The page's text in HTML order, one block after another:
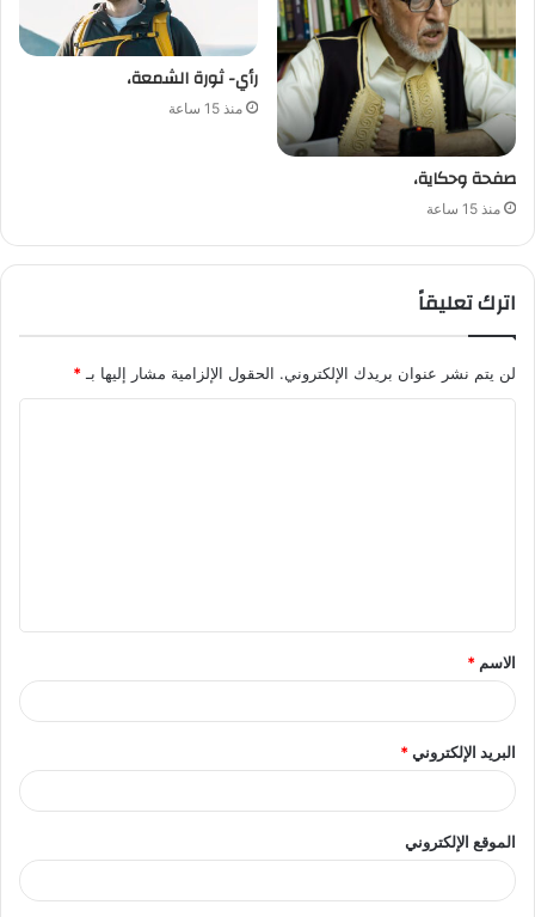
صفحة وحكاية،
منذ 15 ساعة
رأي- ثورة الشمعة،
منذ 15 ساعة
اترك تعليقاً
لن يتم نشر عنوان بريدك الإلكتروني. الحقول الإلزامية مشار إليها بـ *
ق
*
الاسم *
البريد الإلكتروني*
الموقع الإلكتروني